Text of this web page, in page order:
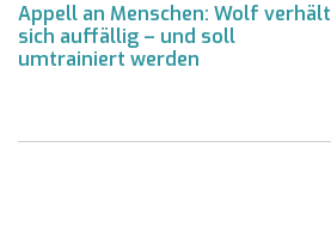
Appell an Menschen: Wolf verhält
sich auffällig – und soll
umtrainiert werden